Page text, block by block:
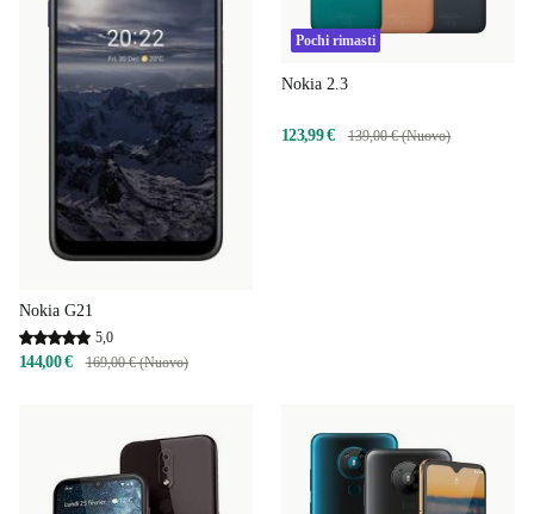
Nokia G21
5,0
144,00 € 169,00 € (Nuovo)
Pochi rimasti
Nokia 2.3
123,99 € 139,00 € (Nuovo)